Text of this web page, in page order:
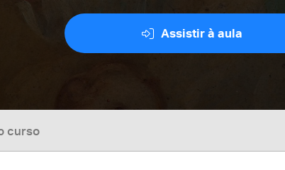
Assistir à aula
curso